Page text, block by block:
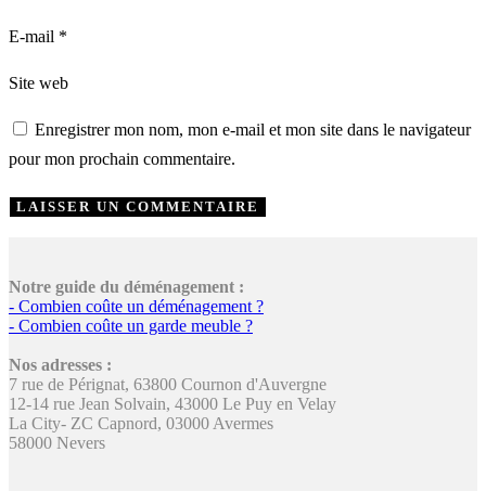
E-mail *
Site web
Enregistrer mon nom, mon e-mail et mon site dans le navigateur
pour mon prochain commentaire.
Notre guide du déménagement :
- Combien coûte un déménagement ?
- Combien coûte un garde meuble ?
Nos adresses :
7 rue de Pérignat, 63800 Cournon d'Auvergne
12-14 rue Jean Solvain, 43000 Le Puy en Velay
La City- ZC Capnord, 03000 Avermes
58000 Nevers